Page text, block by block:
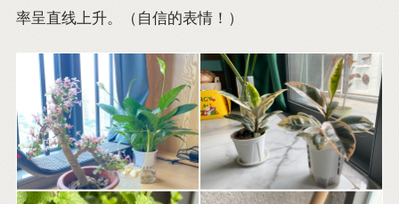
率呈直线上升。（自信的表情！）